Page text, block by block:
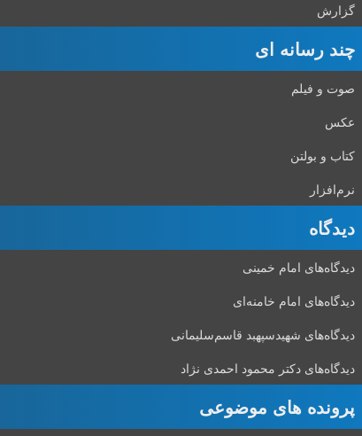
گزارش
چند رسانه ای
صوت و فیلم
عکس
کتاب و بولتن
نرم‌افزار
دیدگاه‌
دیدگاه‌های امام خمینی
دیدگاه‌های امام خامنه‌ای
دیدگاه‌های شهید‌سپهبد قاسم‌سلیمانی
دیدگاه‌های دکتر محمود احمدی نژاد
پرونده های موضوعی